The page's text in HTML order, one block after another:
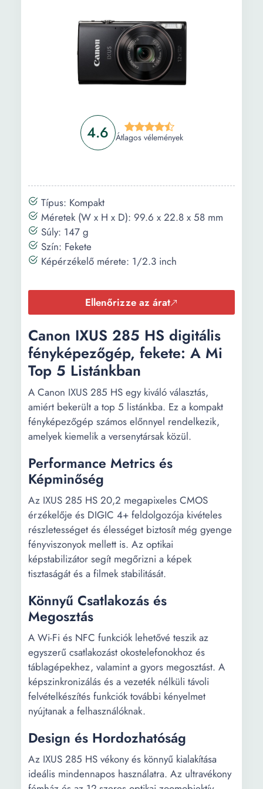
4.6 Átlagos vélemények
Típus: Kompakt
Méretek (W x H x D): 99.6 x 22.8 x 58 mm
Súly: 147 g
Szín: Fekete
Képérzékelő mérete: 1/2.3 inch
Ellenőrizze az árat
Canon IXUS 285 HS digitális
fényképezőgép, fekete: A Mi
Top 5 Listánkban
A Canon IXUS 285 HS egy kiváló választás,
amiért bekerült a top 5 listánkba. Ez a kompakt
fényképezőgép számos előnnyel rendelkezik,
amelyek kiemelik a versenytársak közül.
Performance Metrics és
Képminőség
Az IXUS 285 HS 20,2 megapixeles CMOS
érzékelője és DIGIC 4+ feldolgozója kivételes
részletességet és élességet biztosít még gyenge
fényviszonyok mellett is. Az optikai
képstabilizátor segít megőrizni a képek
tisztaságát és a filmek stabilitását.
Könnyű Csatlakozás és
Megosztás
A Wi-Fi és NFC funkciók lehetővé teszik az
egyszerű csatlakozást okostelefonokhoz és
táblagépekhez, valamint a gyors megosztást. A
képszinkronizálás és a vezeték nélküli távoli
felvételkészítés funkciók további kényelmet
nyújtanak a felhasználóknak.
Design és Hordozhatóság
Az IXUS 285 HS vékony és könnyű kialakítása
ideális mindennapos használatra. Az ultravékony
Vásárlási útmutató
Gyakori kérdések